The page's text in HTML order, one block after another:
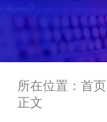
所在位置：首页
正文